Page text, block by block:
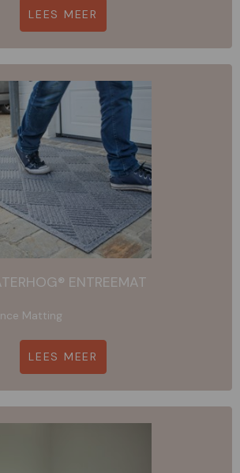
LEES MEER
ENTREEMAT
Matting
LEES MEER